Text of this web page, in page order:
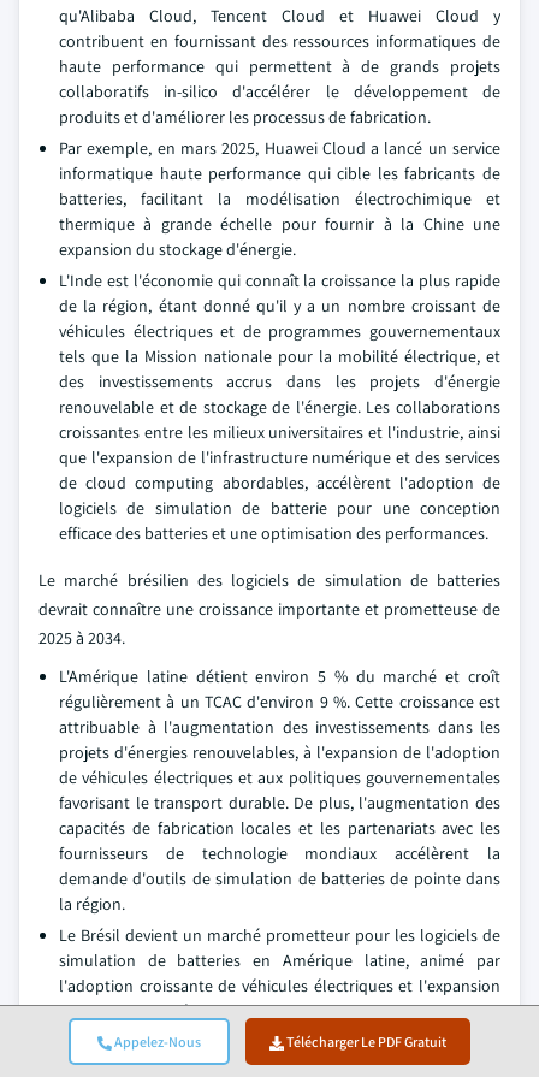
Appelez-Nous Télécharger Le PDF Gratuit
qu'Alibaba Cloud, Tencent Cloud et Huawei Cloud y
contribuent en fournissant des ressources informatiques de
haute performance qui permettent à de grands projets
collaboratifs in-silico d'accélérer le développement de
produits et d'améliorer les processus de fabrication.
Par exemple, en mars 2025, Huawei Cloud a lancé un service
informatique haute performance qui cible les fabricants de
batteries, facilitant la modélisation électrochimique et
thermique à grande échelle pour fournir à la Chine une
expansion du stockage d'énergie.
L'Inde est l'économie qui connaît la croissance la plus rapide
de la région, étant donné qu'il y a un nombre croissant de
véhicules électriques et de programmes gouvernementaux
tels que la Mission nationale pour la mobilité électrique, et
des investissements accrus dans les projets d'énergie
renouvelable et de stockage de l'énergie. Les collaborations
croissantes entre les milieux universitaires et l'industrie, ainsi
que l'expansion de l'infrastructure numérique et des services
de cloud computing abordables, accélèrent l'adoption de
logiciels de simulation de batterie pour une conception
efficace des batteries et une optimisation des performances.
Le marché brésilien des logiciels de simulation de batteries
devrait connaître une croissance importante et prometteuse de
2025 à 2034.
L'Amérique latine détient environ 5 % du marché et croît
régulièrement à un TCAC d'environ 9 %. Cette croissance est
attribuable à l'augmentation des investissements dans les
projets d'énergies renouvelables, à l'expansion de l'adoption
de véhicules électriques et aux politiques gouvernementales
favorisant le transport durable. De plus, l'augmentation des
capacités de fabrication locales et les partenariats avec les
fournisseurs de technologie mondiaux accélèrent la
demande d'outils de simulation de batteries de pointe dans
la région.
Le Brésil devient un marché prometteur pour les logiciels de
simulation de batteries en Amérique latine, animé par
l'adoption croissante de véhicules électriques et l'expansion
des projets d'énergie renouvelable. L'engagement du
gouvernement à réduire les émissions de carbone grâce à des
mesures incitatives pour des solutions propres de transport